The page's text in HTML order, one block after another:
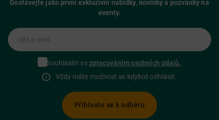
Dostávejte jako první exkluzivní nabídky, novinky a pozvánky na
eventy.
Váš e-mail
Souhlasím sezpracováním osobních údajů.
Vždy máte možnost se kdykoli odhlásit.
Přihlaste se k odběru